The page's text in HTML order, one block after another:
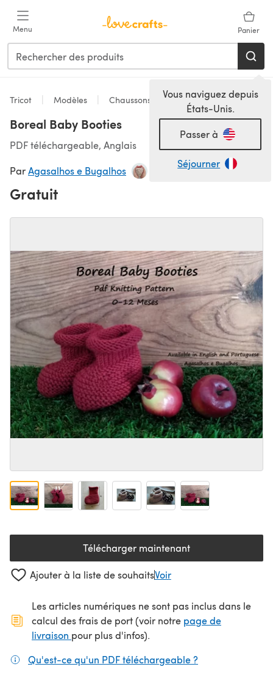
Menu Panier
Vous naviguez depuis
États-Unis.
Passer à
Séjourner
Tricot Modèles Chaussons
Boreal Baby Booties
PDF téléchargeable, Anglais
ParAgasalhos e Bugalhos
Gratuit
Télécharger maintenant(s'ouvre dans un nouvel
Ajouter à la liste de souhaitsVoir
Les articles numériques ne sont pas inclus dans le
calcul des frais de port (voir notre page de
livraison (s'ouvre dans un nouvel onglet)
pour plus d'infos).
Qu'est-ce qu'un PDF téléchargeable ?